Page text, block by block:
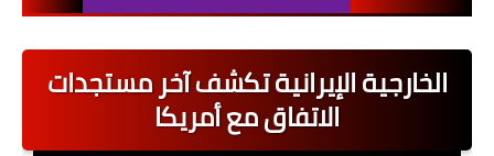
اخبار القطاع العام
اخبار القطاع الخاص
الخارجية الإيرانية تكشف آخر مستجدات
الاتفاق مع أمريكا